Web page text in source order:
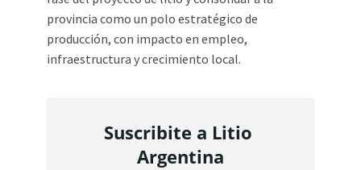
provincia como un polo estratégico de
producción, con impacto en empleo,
infraestructura y crecimiento local.
Suscribite a Litio
Argentina